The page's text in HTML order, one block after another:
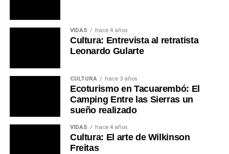
VIDAS hace 4 años
Cultura: Entrevista al retratista
Leonardo Gularte
CULTURA hace 3 años
Ecoturismo en Tacuarembó: El
Camping Entre las Sierras un
sueño realizado
VIDAS hace 4 años
Cultura: El arte de Wilkinson
Freitas